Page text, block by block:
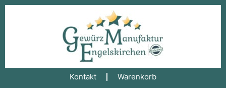
Zum
Kontakt
Warenkorb